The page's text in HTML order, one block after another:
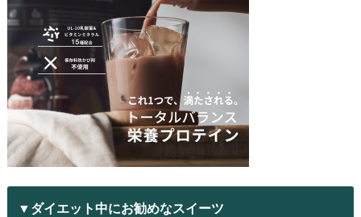
▼ダイエット中にお勧めなスイーツ